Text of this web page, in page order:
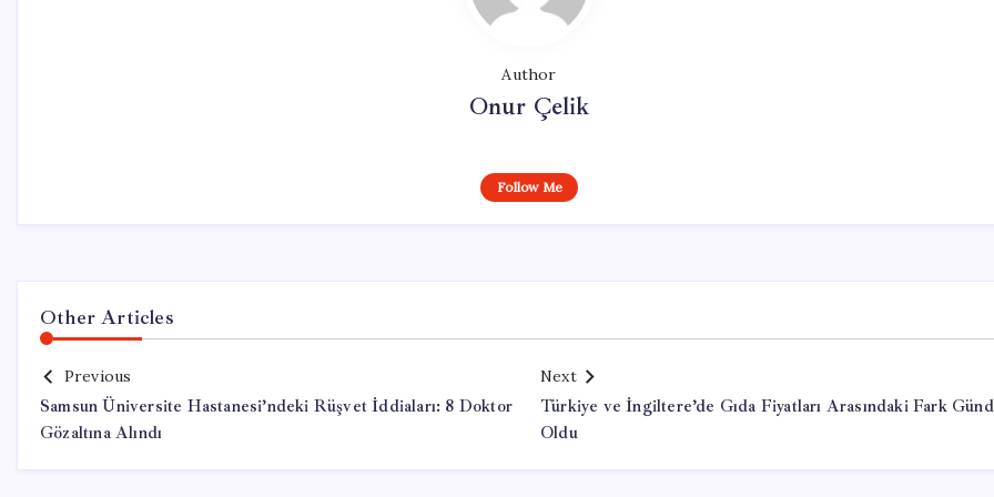
Author
Onur Çelik
Follow Me
Other Articles
Previous
Samsun Üniversite Hastanesi’ndeki Rüşvet İddiaları: 8 Doktor
Gözaltına Alındı
Next
Türkiye ve İngiltere’de Gıda Fiyatları Arasındaki Fark
Oldu